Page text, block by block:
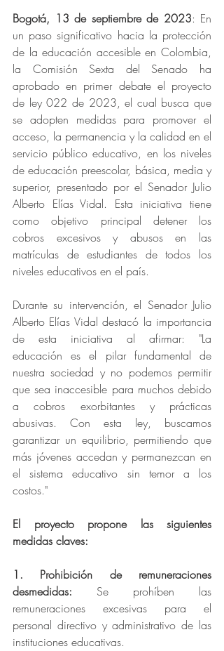
Bogotá, 13 de septiembre de 2023: En
un paso significativo hacia la protección
de la educación accesible en Colombia,
la Comisión Sexta del Senado ha
aprobado en primer debate el proyecto
de ley 022 de 2023, el cual busca que
se adopten medidas para promover el
acceso, la permanencia y la calidad en el
servicio público educativo, en los niveles
de educación preescolar, básica, media y
superior, presentado por el Senador Julio
Alberto Elías Vidal. Esta iniciativa tiene
como objetivo principal detener los
cobros excesivos y abusos en las
matrículas de estudiantes de todos los
niveles educativos en el país.
Durante su intervención, el Senador Julio
Alberto Elías Vidal destacó la importancia
de esta iniciativa al afirmar: "La
educación es el pilar fundamental de
nuestra sociedad y no podemos permitir
que sea inaccesible para muchos debido
a cobros exorbitantes y prácticas
abusivas. Con esta ley, buscamos
garantizar un equilibrio, permitiendo que
más jóvenes accedan y permanezcan en
el sistema educativo sin temor a los
costos."
El proyecto propone las siguientes
medidas claves:
1. Prohibición de remuneraciones
desmedidas: Se prohíben las
remuneraciones excesivas para el
personal directivo y administrativo de las
instituciones educativas.